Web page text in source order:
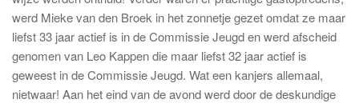
werd Mieke van den Broek in het zonnetje gezet omdat ze maar
liefst 33 jaar actief is in de Commissie Jeugd en werd afscheid
genomen van Leo Kappen die maar liefst 32 jaar actief is
geweest in de Commissie Jeugd. Wat een kanjers allemaal,
nietwaar! Aan het eind van de avond werd door de deskundige